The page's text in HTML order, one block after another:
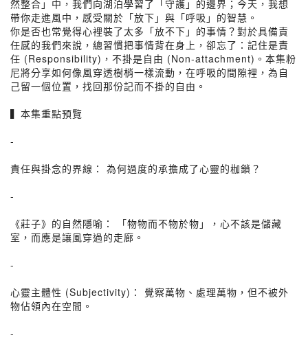
然整合」中，我們向湖泊學習了「守護」的邊界；今天，我想
帶你走進風中，感受關於「放下」與「呼吸」的智慧。
你是否也常覺得心裡裝了太多「放不下」的事情？對於具備責
任感的我們來說，總習慣把事情背在身上，卻忘了：記住是責
任 (Responsibility)，不掛是自由 (Non-attachment)。本集粉
尼將分享如何像風穿透樹梢一樣流動，在呼吸的間隙裡，為自
己留一個位置，找回那份記而不掛的自由。
▍本集重點預覽
-
責任與掛念的界線： 為何過度的承擔成了心靈的枷鎖？
-
《莊子》的自然隱喻： 「物物而不物於物」，心不該是儲藏
室，而應是讓風穿過的走廊。
-
心靈主體性 (Subjectivity)： 覺察萬物、處理萬物，但不被外
物佔領內在空間。
-